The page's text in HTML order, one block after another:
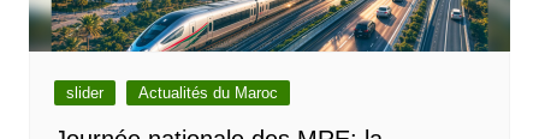
slider Actualités du Maroc